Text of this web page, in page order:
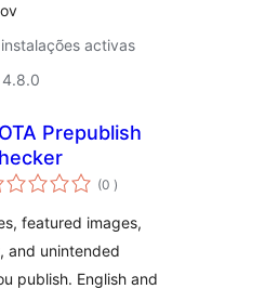
activas
Prepublish
(0 classificações
)
featured images,
and unintended
publish. English and